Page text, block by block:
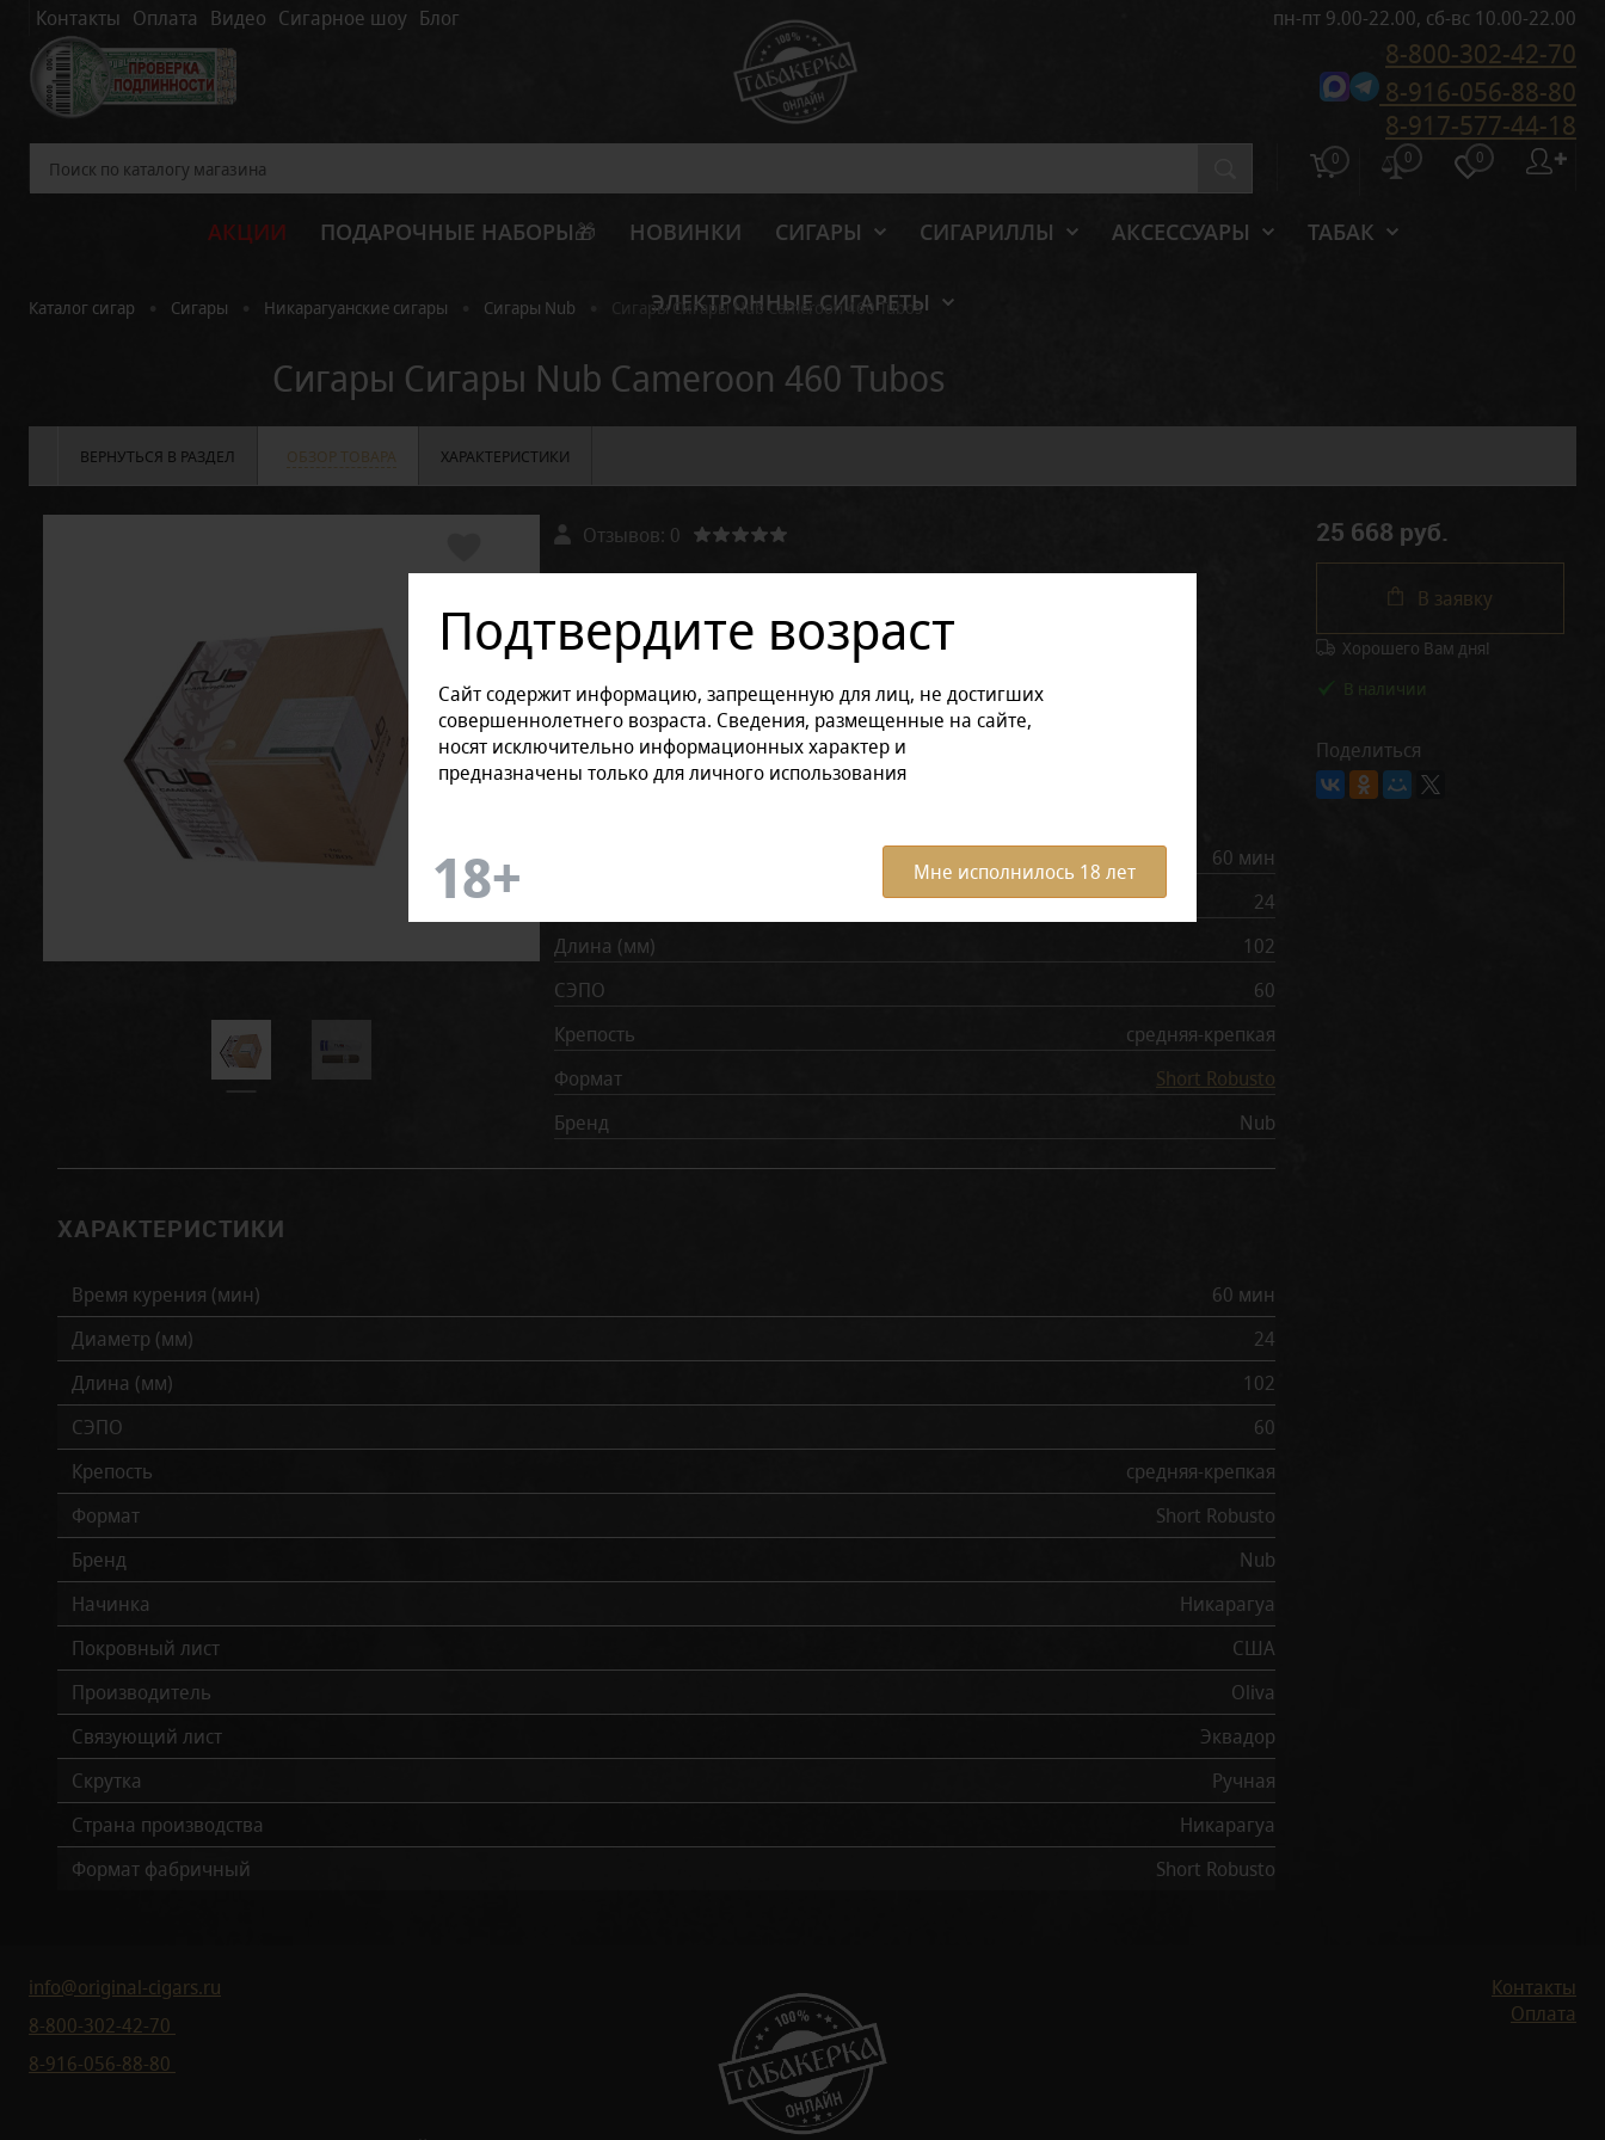
Контакты Оплата Видео Сигарное шоу Блог пн-пт 9.00-22.00, сб-вс 10.00-22.00
8-800-302-42-70
8-916-056-88-80
8-917-577-44-18
0 0 0 ✚
АКЦИИ ПОДАРОЧНЫЕ НАБОРЫ🎁 НОВИНКИ СИГАРЫ СИГАРИЛЛЫ АКСЕССУАРЫ ТАБАК
ЭЛЕКТРОННЫЕ СИГАРЕТЫ
Каталог сигар Сигары Никарагуанские сигары Сигары Nub Сигары Сигары Nub Cameroon 460 Tubos
Сигары Сигары Nub Cameroon 460 Tubos
Подтвердите возраст
Сайт содержит информацию, запрещенную для лиц, не достигших
совершеннолетнего возраста. Сведения, размещенные на сайте,
носят исключительно информационных характер и
предназначены только для личного использования
Мне исполнилось 18 лет
ВЕРНУТЬСЯ В РАЗДЕЛ ОБЗОР ТОВАРА ХАРАКТЕРИСТИКИ
Отзывов: 0
Размер продукции:
В коробке (12 штук) Поштучно
60 мин
24
Длина (мм)
102
СЭПО
60
Крепость
средняя-крепкая
Формат
Short Robusto
Бренд
Nub
ХАРАКТЕРИСТИКИ
Время курения (мин)
60 мин
Диаметр (мм)
24
Длина (мм)
102
СЭПО
60
Крепость
средняя-крепкая
Формат
Short Robusto
Бренд
Nub
Начинка
Никарагуа
Покровный лист
США
Производитель
Oliva
Связующий лист
Эквадор
Скрутка
Ручная
Страна производства
Никарагуа
Формат фабричный
Short Robusto
25 668 руб.
В заявку
Хорошего Вам дня!
В наличии
Поделиться
info@original-cigars.ru
8-800-302-42-70
8-916-056-88-80
Контакты
Оплата